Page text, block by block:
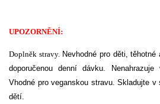
UPOZORNĚNÍ:
Doplněk stravy. Nevhodné pro děti,
doporučenou denní dávku. Nenahrazuje
Vhodné pro veganskou stravu. Skladujte
dětí.